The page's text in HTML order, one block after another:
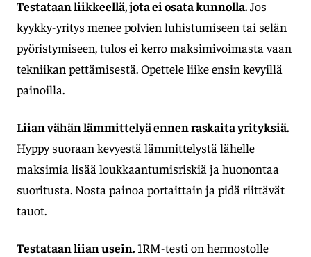
Testataan liikkeellä, jota ei osata kunnolla.Jos
kyykky-yritys menee polvien luhistumiseen tai selän
pyöristymiseen, tulos ei kerro maksimivoimasta vaan
tekniikan pettämisestä. Opettele liike ensin kevyillä
painoilla.
Liian vähän lämmittelyä ennen raskaita yrityksiä.
Hyppy suoraan kevyestä lämmittelystä lähelle
maksimia lisää loukkaantumisriskiä ja huonontaa
suoritusta. Nosta painoa portaittain ja pidä riittävät
tauot.
Testataan liian usein.1RM-testi on hermostolle